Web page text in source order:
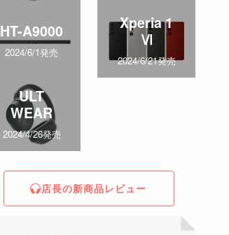
HT-A9000
2024/6/1発売
Xperia 1
Ⅵ
2024/6/21発売
ULT
WEAR
2024/4/26発売
店長の新商品レビュー